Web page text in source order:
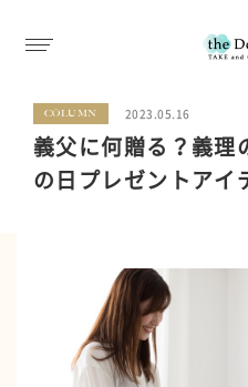
COLUMN 2023.05.16
義父に何贈る？義理
の日プレゼントアイ